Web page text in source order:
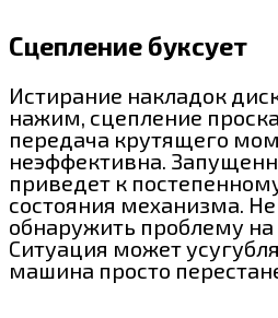
Сцепление буксует
Истирание накладок
нажим, сцепление
передача крутящего
неэффективна.
приведет к
состояния механизма.
обнаружить проблему
Ситуация может
машина просто